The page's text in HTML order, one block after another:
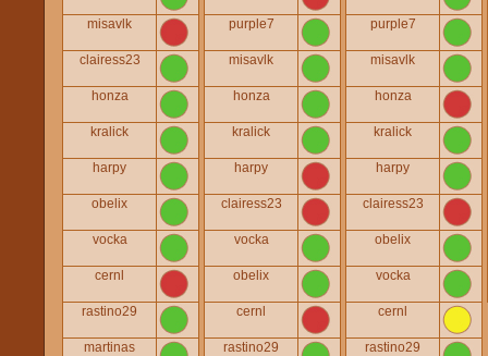
misavlk
clairess23
honza
kralick
harpy
obelix
vocka
cernl
rastino29
martinas
purple7
misavlk
honza
kralick
harpy
clairess23
vocka
obelix
cernl
rastino29
purple7
misavlk
honza
kralick
harpy
clairess23
obelix
vocka
cernl
rastino29